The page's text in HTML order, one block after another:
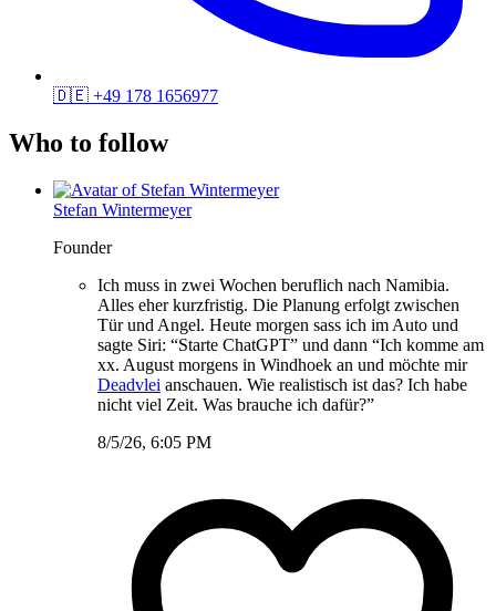
🇩🇪 +49 178 1656977
Who to follow
Stefan Wintermeyer
Founder
Ich muss in zwei Wochen beruflich nach Namibia.
Alles eher kurzfristig. Die Planung erfolgt zwischen
Tür und Angel. Heute morgen sass ich im Auto und
sagte Siri: “Starte ChatGPT” und dann “Ich komme am
xx. August morgens in Windhoek an und möchte mir
Deadvlei anschauen. Wie realistisch ist das? Ich habe
nicht viel Zeit. Was brauche ich dafür?”
8/5/26, 6:05 PM